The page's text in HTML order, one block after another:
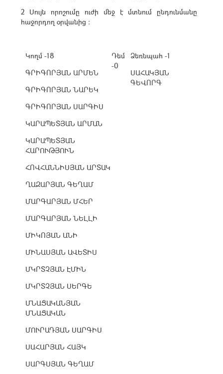
2 Սույն որոշումը ուժի մեջ է մտնում ընդունմանը
հաջորդող օրվանից :
Կողմ -18
ԳՐԻԳՈՐՅԱՆ ԱՐՄԵՆ
ԳՐԻԳՈՐՅԱՆ ՆԱՐԵԿ
ԳՐԻԳՈՐՅԱՆ ՍԱՐԳԻՍ
ԿԱՐԱՊԵՏՅԱՆ ԱՐՄԱՆ
ԿԱՐԱՊԵՏՅԱՆ
ՀԱՐՈՒԹՅՈՒՆ
ՀՈՎՀԱՆՆԻՍՅԱՆ ԱՐՏԱԿ
ՂԱԶԱՐՅԱՆ ԳԵՂԱՄ
ՄԱՐԳԱՐՅԱՆ ՄՀԵՐ
ՄԱՐԳԱՐՅԱՆ ՆԵԼԼԻ
ՄԻԿՈՅԱՆ ԱՆԻ
ՄԻՆԱՍՅԱՆ ԱՎԵՏԻՍ
ՄԿՐՏՉՅԱՆ ԷՄԻՆ
ՄԿՐՏՉՅԱՆ ՍԵՐԳԵ
ՄՆԱՑԱԿԱՆՅԱՆ
ՄՆԱՑԱԿԱՆ
ՄՈՒՐԱԴՅԱՆ ՍԱՐԳԻՍ
ՍԱՀԱՐՅԱՆ ՀԱՅԿ
ՍԱՐԳՍՅԱՆ ԳԵՂԱՄ
Դեմ
-0
Ձեռնպահ -1
ՍԱՀԱԿՅԱՆ
ԳԵՎՈՐԳ